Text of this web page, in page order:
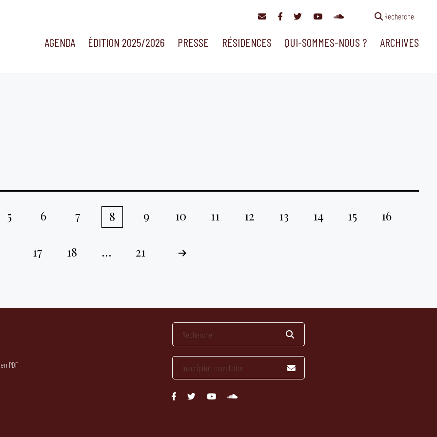
Recherche
AGENDA ÉDITION 2025/2026 PRESSE RÉSIDENCES QUI-SOMMES-NOUS ? ARCHIVES
5 6 7 8 9 10 11 12 13 14 15 16
17 18 … 21
PDF